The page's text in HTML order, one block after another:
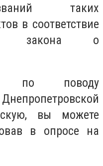
таких
в соответствие
закона о
по поводу
вы можете
в опросе на